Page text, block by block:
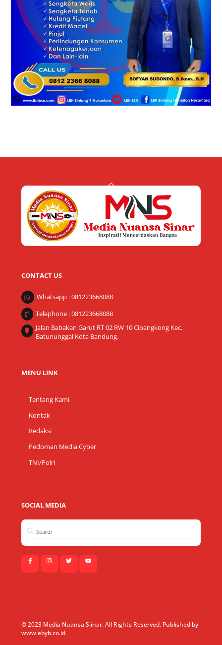
Back
Top
CONTACT US
Whatsapp : 081223668088
Telephone : 081223668088
Jalan Babakan Garut RT 02 RW 10 Cibangkong Kec.
Batununggal Kota Bandung.
MENU LINK
Tentang Kami
Kontak
Redaksi
Pedoman Media Cyber
TNI/Polri
SOCIAL MEDIA
© 2023 Media Nuansa Siinar. All Rights Reserved. Published by
www.ebyb.co.id